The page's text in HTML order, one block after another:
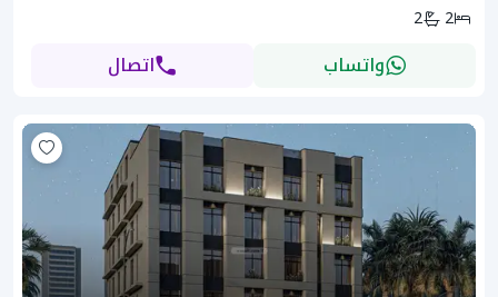
2
2
واتساب اتصال